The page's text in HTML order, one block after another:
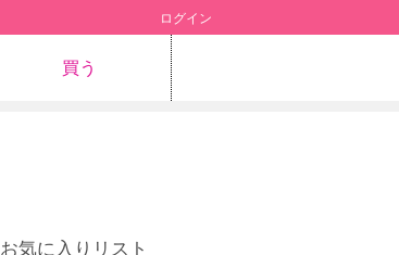
ログイン
買う
お気に入りリスト